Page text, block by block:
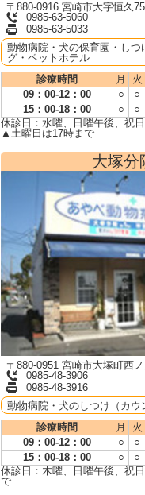
〒880-0916 宮崎市大字恒久
0985-63-5060
0985-63-5033
動物病院・犬の保育園・しつ
グ・ペットホテル
診療時間
月 火
09：00-12：00
○ ○
15：00-18：00
○ ○
休診日：水曜、日曜午後、祝日
▲土曜日は17時まで
大塚分
〒880-0951 宮崎市大塚町西
0985-48-3906
0985-48-3916
動物病院・犬のしつけ（カウ
診療時間
月 火
09：00-12：00
○ ○
15：00-18：00
○ ○
休診日：木曜、日曜午後、祝
で